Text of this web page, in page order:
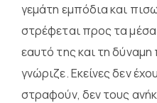
γεμάτη εμπόδια και
στρέφεται προς τα
εαυτό της και τη δύναμη
γνώριζε. Εκείνες δεν
στραφούν, δεν τους